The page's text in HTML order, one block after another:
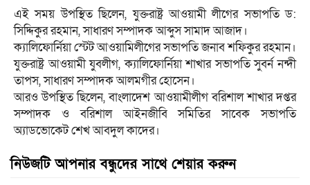
এই সময় উপস্থিত ছিলেন, যুক্তরাষ্ট্র আওয়ামী লীগের সভাপতি ড:
সিদ্দিকুর রহমান, সাধারণ সম্পাদক আব্দুস সামাদ আজাদ।
ক্যালিফোর্নিয়া স্টেট আওয়ামিলীগের সভাপতি জনাব শফিকুর রহমান।
যুক্তরাষ্ট্র আওয়ামী যুবলীগ, ক্যালিফোর্নিয়া শাখার সভাপতি সুবর্ন নন্দী
তাপস, সাধারণ সম্পাদক আলমগীর হোসেন।
আরও উপস্থিত ছিলেন, বাংলাদেশ আওয়ামীলীগ বরিশাল শাখার দপ্তর
সম্পাদক ও বরিশাল আইনজীবি সমিতির সাবেক সভাপতি
অ্যাডভোকেট শেখ আবদুল কাদের।
নিউজটি আপনার বন্ধুদের সাথে শেয়ার করুন